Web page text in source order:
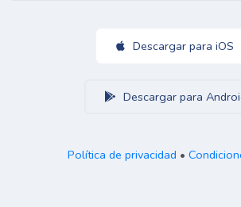
Descargar para iOS
Descargar para
Política de privacidad •